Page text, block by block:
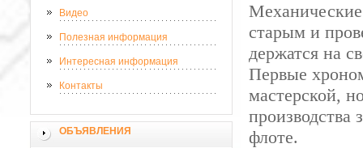
Видео
Полезная информация
Интересная информация
Контакты
ОБЪЯВЛЕНИЯ
старым и
держатся на
Первые
мастерской,
производства
флоте.